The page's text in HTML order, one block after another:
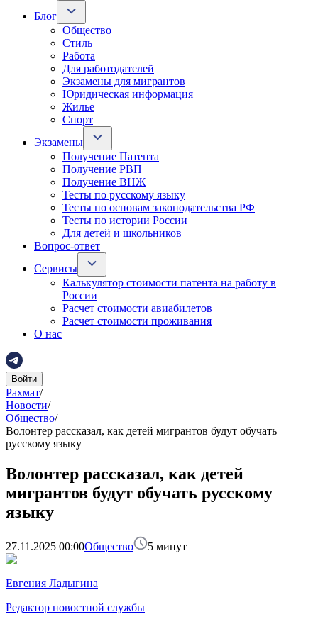
Блог
Общество
Стиль
Работа
Для работодателей
Экзамены для мигрантов
Юридическая информация
Жилье
Спорт
Экзамены
Получение Патента
Получение РВП
Получение ВНЖ
Тесты по русскому языку
Тесты по основам законодательства РФ
Тесты по истории России
Для детей и школьников
Вопрос-ответ
Сервисы
Калькулятор стоимости патента на работу в
России
Расчет стоимости авиабилетов
Расчет стоимости проживания
О нас
Войти
Рахмат/
Новости/
Общество/
Волонтер рассказал, как детей мигрантов будут обучать
русскому языку
Волонтер рассказал, как детей
мигрантов будут обучать русскому
языку
27.11.2025 00:00Общество 5 минут
Евгения Ладыгина
Редактор новостной службы